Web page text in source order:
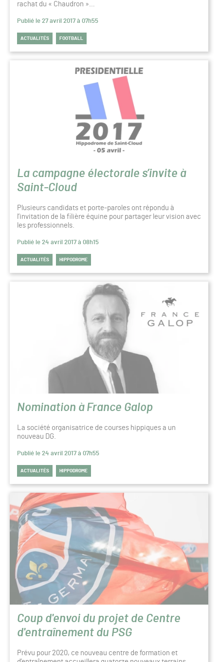
rachat du « Chaudron »…
Publié le 27 avril 2017 à 07h55
ACTUALITÉS FOOTBALL
La campagne électorale s’invite à
Saint-Cloud
Plusieurs candidats et porte-paroles ont répondu à
l’invitation de la filière équine pour partager leur vision avec
les professionnels.
Publié le 24 avril 2017 à 08h15
ACTUALITÉS HIPPODROME
Nomination à France Galop
La société organisatrice de courses hippiques a un
nouveau DG.
Publié le 24 avril 2017 à 07h55
ACTUALITÉS HIPPODROME
Coup d'envoi du projet de Centre
d'entraînement du PSG
Prévu pour 2020, ce nouveau centre de formation et